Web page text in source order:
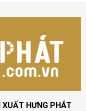
HƯNG PHÁT